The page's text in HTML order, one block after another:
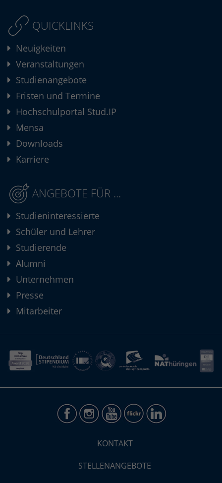
QUICKLINKS
Neuigkeiten
Veranstaltungen
Studienangebote
Fristen und Termine
Hochschulportal Stud.IP
Mensa
Downloads
Karriere
ANGEBOTE FÜR ...
Studieninteressierte
Schüler und Lehrer
Studierende
Alumni
Unternehmen
Presse
Mitarbeiter
KONTAKT
STELLENANGEBOTE